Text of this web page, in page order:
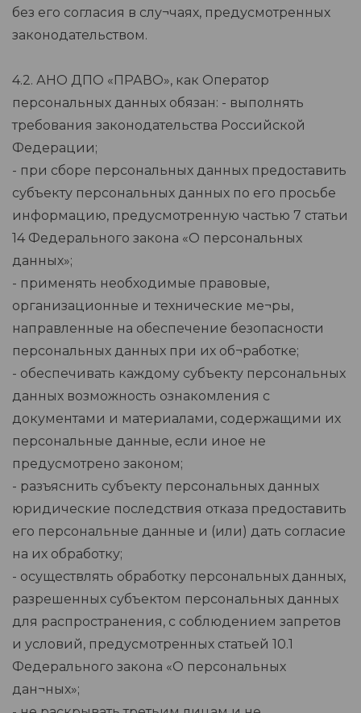
без его согласия в слу¬чаях, предусмотренных
законодательством.
4.2. АНО ДПО «ПРАВО», как Оператор
персональных данных обязан: - выполнять
требования законодательства Российской
Федерации;
- при сборе персональных данных предоставить
субъекту персональных данных по его просьбе
информацию, предусмотренную частью 7 статьи
14 Федерального закона «О персональных
данных»;
- применять необходимые правовые,
организационные и технические ме¬ры,
направленные на обеспечение безопасности
персональных данных при их об¬работке;
- обеспечивать каждому субъекту персональных
данных возможность ознакомления с
документами и материалами, содержащими их
персональные данные, если иное не
предусмотрено законом;
- разъяснить субъекту персональных данных
юридические последствия отказа предоставить
его персональные данные и (или) дать согласие
на их обработку;
- осуществлять обработку персональных данных,
разрешенных субъектом персональных данных
для распространения, с соблюдением запретов
и условий, предусмотренных статьей 10.1
Федерального закона «О персональных
дан¬ных»;